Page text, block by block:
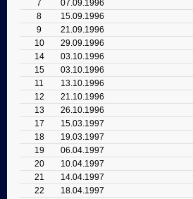
7 07.09.1996
8
15.09.1996
9
21.09.1996
10
29.09.1996
14
03.10.1996
15
03.10.1996
11
13.10.1996
12
21.10.1996
13
26.10.1996
17
15.03.1997
18
19.03.1997
19
06.04.1997
20
10.04.1997
21
14.04.1997
22
18.04.1997